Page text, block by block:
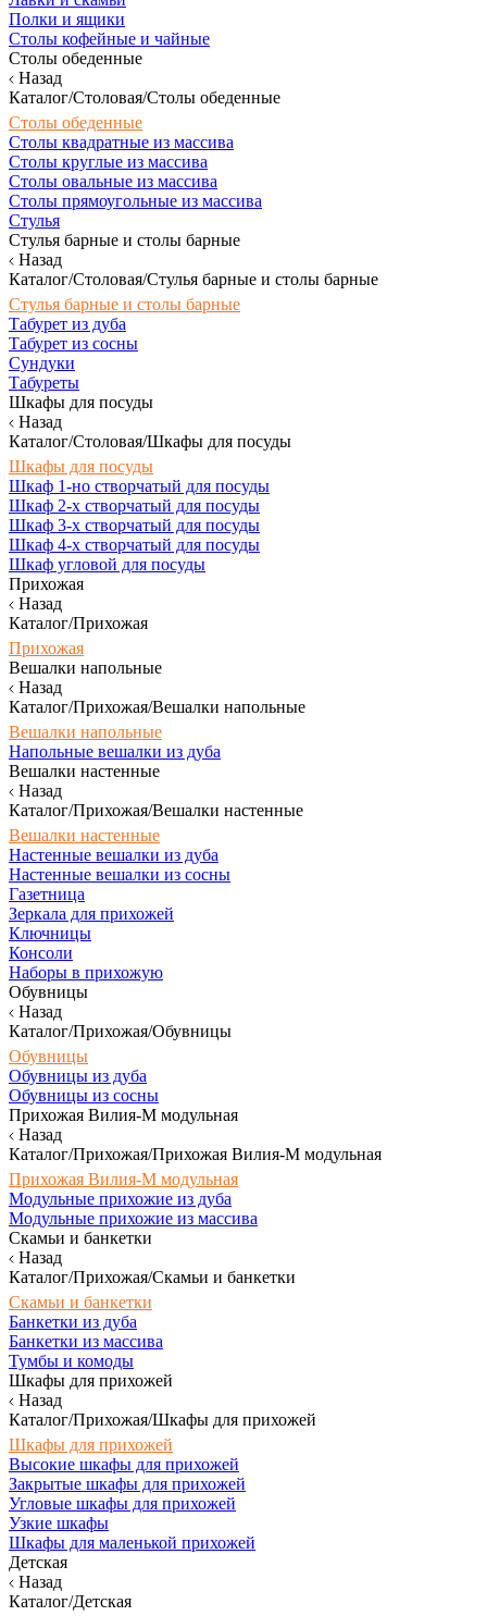
Полки и ящики
Столы кофейные и чайные
Столы обеденные
Назад
Каталог/Столовая/Столы обеденные
Столы обеденные
Столы квадратные из массива
Столы круглые из массива
Столы овальные из массива
Столы прямоугольные из массива
Стулья
Стулья барные и столы барные
Назад
Каталог/Столовая/Стулья барные и столы барные
Стулья барные и столы барные
Табурет из дуба
Табурет из сосны
Сундуки
Табуреты
Шкафы для посуды
Назад
Каталог/Столовая/Шкафы для посуды
Шкафы для посуды
Шкаф 1-но створчатый для посуды
Шкаф 2-х створчатый для посуды
Шкаф 3-х створчатый для посуды
Шкаф 4-х створчатый для посуды
Шкаф угловой для посуды
Прихожая
Назад
Каталог/Прихожая
Прихожая
Вешалки напольные
Назад
Каталог/Прихожая/Вешалки напольные
Вешалки напольные
Напольные вешалки из дуба
Вешалки настенные
Назад
Каталог/Прихожая/Вешалки настенные
Вешалки настенные
Настенные вешалки из дуба
Настенные вешалки из сосны
Газетница
Зеркала для прихожей
Ключницы
Консоли
Наборы в прихожую
Обувницы
Назад
Каталог/Прихожая/Обувницы
Обувницы
Обувницы из дуба
Обувницы из сосны
Прихожая Вилия-М модульная
Назад
Каталог/Прихожая/Прихожая Вилия-М модульная
Прихожая Вилия-М модульная
Модульные прихожие из дуба
Модульные прихожие из массива
Скамьи и банкетки
Назад
Каталог/Прихожая/Скамьи и банкетки
Скамьи и банкетки
Банкетки из дуба
Банкетки из массива
Тумбы и комоды
Шкафы для прихожей
Назад
Каталог/Прихожая/Шкафы для прихожей
Шкафы для прихожей
Высокие шкафы для прихожей
Закрытые шкафы для прихожей
Угловые шкафы для прихожей
Узкие шкафы
Шкафы для маленькой прихожей
Детская
Назад
Каталог/Детская